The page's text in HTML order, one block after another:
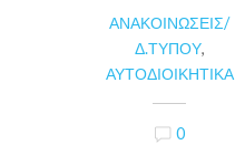
ΑΝΑΚΟΙΝΏΣΕΙΣ/
Δ.ΤΎΠΟΥ,
ΑΥΤΟΔΙΟΙΚΗΤΙΚΆ
0